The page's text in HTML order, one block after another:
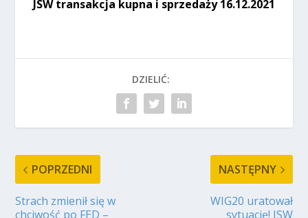
JSW transakcja kupna i sprzedaży 16.12.2021
DZIELIĆ:
POPRZEDNI
Strach zmienił się w
chciwość po FED –
NASTĘPNY
WIG20 uratował
sytuację! JSW